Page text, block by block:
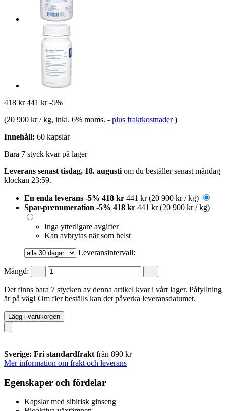
418 kr 441 kr -5%
(20 900 kr / kg, inkl. 6% moms. - plus fraktkostnader )
Innehåll: 60 kapslar
Bara 7 styck kvar på lager
Leverans senast tisdag, 18. augusti om du beställer senast måndag
klockan 23:59.
En enda leverans -5% 418 kr 441 kr (20 900 kr / kg)
Spar-prenumeration -5% 418 kr 441 kr (20 900 kr / kg)
Inga ytterligare avgifter
Kan avbrytas när som helst
Leveransintervall:
Mängd:
Det finns bara 7 stycken av denna artikel kvar i vårt lager. Påfyllning
är på väg! Om fler beställs kan det påverka leveransdatumet.
Lägg i varukorgen
Sverige: Fri standardfrakt från 890 kr
Mer information om frakt och leverans
Egenskaper och fördelar
Kapslar med sibirisk ginseng